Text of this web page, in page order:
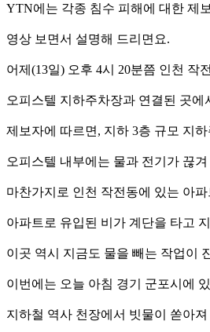
YTN에는 각종 침수 피해에 대한 제
영상 보면서 설명해 드리면요.
어제(13일) 오후 4시 20분쯤 인천 작
오피스텔 지하주차장과 연결된 곳
제보자에 따르면, 지하 3층 규모 지
오피스텔 내부에는 물과 전기가 끊
마찬가지로 인천 작전동에 있는 아
아파트로 유입된 비가 계단을 타고
이곳 역시 지금도 물을 빼는 작업이
이번에는 오늘 아침 경기 군포시에
지하철 역사 천장에서 빗물이 쏟아